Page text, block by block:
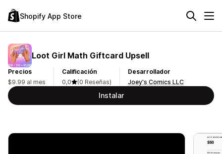
Shopify App Store
Loot Girl Math Giftcard Upsell
Precios
$9.99 al mes
Calificación
0,0
(0 Reseñas)
Desarrollador
Joey's Comics LLC
Instalar